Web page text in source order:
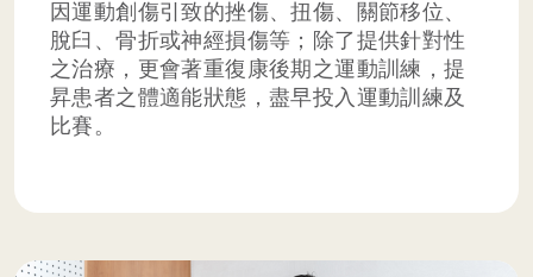
因運動創傷引致的挫傷、扭傷、關節移位、
脫臼、骨折或神經損傷等；除了提供針對性
之治療，更會著重復康後期之運動訓練，提
昇患者之體適能狀態，盡早投入運動訓練及
比賽。